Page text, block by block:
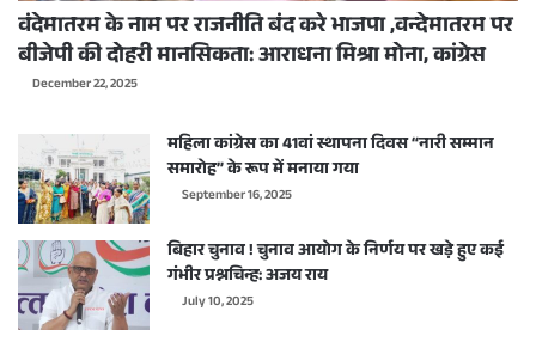
वंदेमातरम के नाम पर राजनीति बंद करे भाजपा ,वन्देमातरम पर
बीजेपी की दोहरी मानसिकता: आराधना मिश्रा मोना, कांग्रेस
December 22, 2025
महिला कांग्रेस का 41वां स्थापना दिवस “नारी सम्मान
समारोह” के रूप में मनाया गया
September 16, 2025
बिहार चुनाव ! चुनाव आयोग के निर्णय पर खड़े हुए कई
गंभीर प्रश्नचिन्ह: अजय राय
July 10, 2025